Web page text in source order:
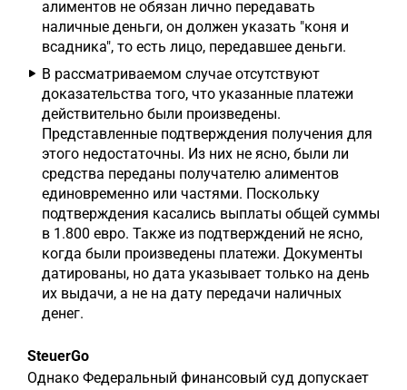
алиментов не обязан лично передавать
наличные деньги, он должен указать "коня и
всадника", то есть лицо, передавшее деньги.
В рассматриваемом случае отсутствуют
доказательства того, что указанные платежи
действительно были произведены.
Представленные подтверждения получения для
этого недостаточны. Из них не ясно, были ли
средства переданы получателю алиментов
единовременно или частями. Поскольку
подтверждения касались выплаты общей суммы
в 1.800 евро. Также из подтверждений не ясно,
когда были произведены платежи. Документы
датированы, но дата указывает только на день
их выдачи, а не на дату передачи наличных
денег.
SteuerGo
Однако Федеральный финансовый суд допускает